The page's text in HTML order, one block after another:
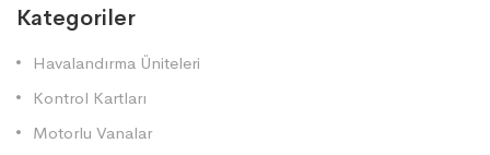
Kategoriler
Havalandırma Üniteleri
Kontrol Kartları
Motorlu Vanalar